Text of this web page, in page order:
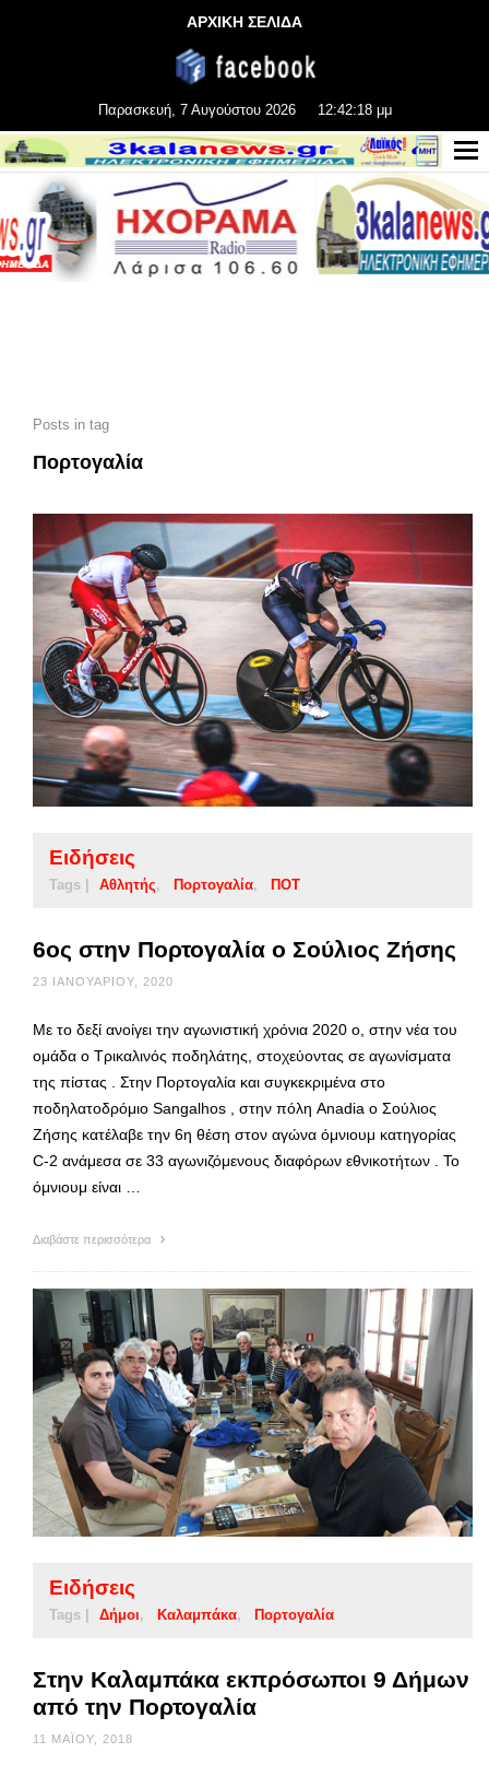
ΑΡΧΙΚΗ ΣΕΛΙΔΑ
Παρασκευή, 7 Αυγούστου 2026 12:42:19 μμ
Posts in tag
Πορτογαλία
Ειδήσεις
Tags | Αθλητής Πορτογαλία ΠΟΤ
6ος στην Πορτογαλία ο Σούλιος Ζήσης
23 ΙΑΝΟΥΑΡΊΟΥ, 2020
Με το δεξί ανοίγει την αγωνιστική χρόνια 2020 ο, στην νέα του
ομάδα ο Τρικαλινός ποδηλάτης, στοχεύοντας σε αγωνίσματα
της πίστας . Στην Πορτογαλία και συγκεκριμένα στο
ποδηλατοδρόμιο Sangalhos , στην πόλη Anadia ο Σούλιος
Ζήσης κατέλαβε την 6η θέση στον αγώνα όμνιουμ κατηγορίας
C-2 ανάμεσα σε 33 αγωνιζόμενους διαφόρων εθνικοτήτων . Το
όμνιουμ είναι …
Διαβάστε περισσότερα
Ειδήσεις
Tags | Δήμοι Καλαμπάκα Πορτογαλία
Στην Καλαμπάκα εκπρόσωποι 9 Δήμων
από την Πορτογαλία
11 ΜΑΪ́ΟΥ, 2018